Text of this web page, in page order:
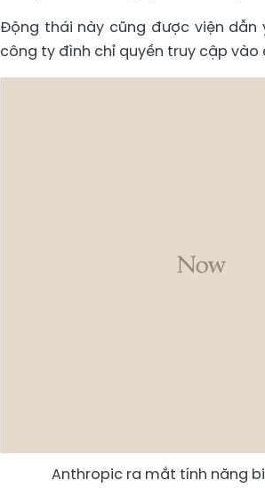
Động thái này cũng được viện dẫn
công ty đình chỉ quyền truy cập
Anthropic ra mắt tính năng